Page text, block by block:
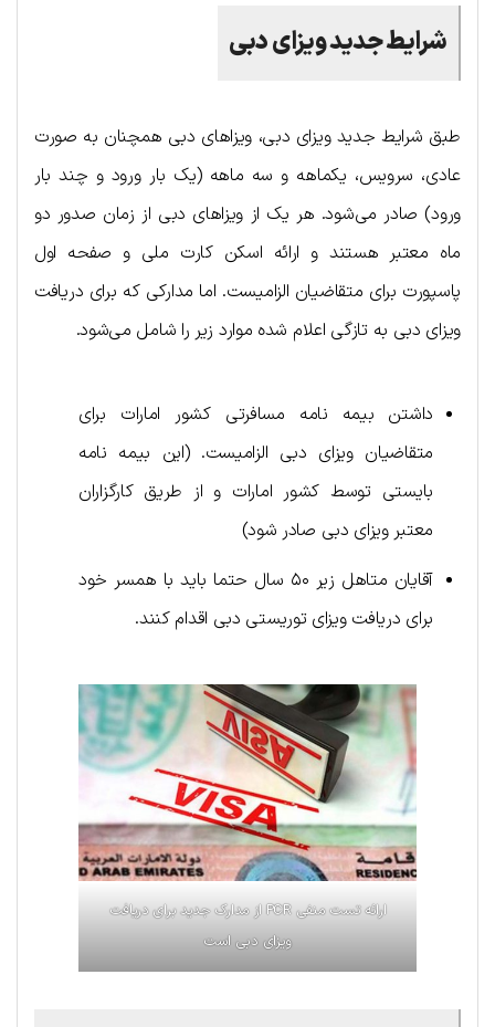
شرایط جدید ویزای دبی
طبق شرایط جدید ویزای دبی، ویزاهای دبی همچنان به صورت
عادی، سرویس، یکماهه و سه ماهه (یک بار ورود و چند بار
ورود) صادر می‌شود. هر یک از ویزاهای دبی از زمان صدور دو
ماه معتبر هستند و ارائه اسکن کارت ملی و صفحه اول
پاسپورت برای متقاضیان الزامیست. اما مدارکی که برای دریافت
ویزای دبی به تازگی اعلام شده موارد زیر را شامل می‌شود.
داشتن بیمه نامه مسافرتی کشور امارات برای
متقاضیان ویزای دبی الزامیست. (این بیمه نامه
بایستی توسط کشور امارات و از طریق کارگزاران
معتبر ویزای دبی صادر شود)
آقایان متاهل زیر ۵۰ سال حتما باید با همسر خود
برای دریافت ویزای توریستی دبی اقدام کنند.
ارائه تست منفی PCR از مدارک جدید برای دریافت
ویزای دبی است